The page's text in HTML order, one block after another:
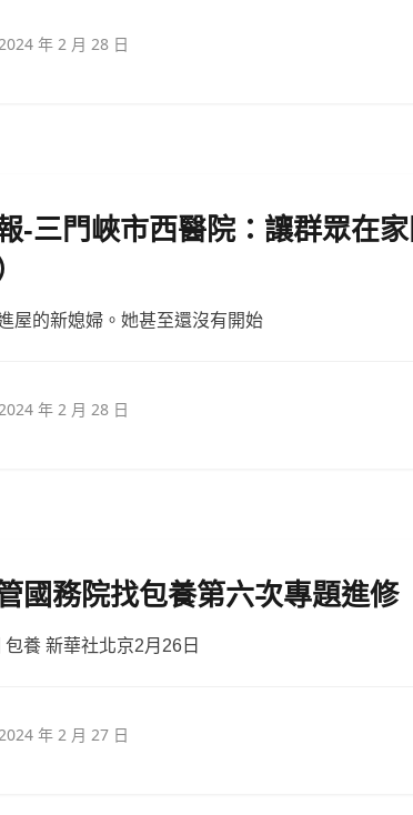
2024 年 2 月 28 日
-三門峽市西醫院：讓群眾在
屋的新媳婦。她甚至還沒有開始
2024 年 2 月 28 日
國務院找包養第六次專題進修
養 新華社北京2月26日
2024 年 2 月 27 日